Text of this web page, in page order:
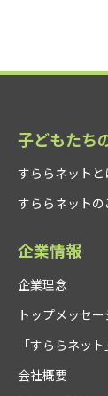
子どもたち
すららネットと
すららネットの
企業情報
企業理念
トップメッセー
「すららネッ
会社概要